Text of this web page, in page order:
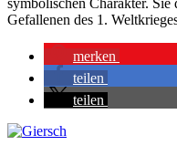
Gefallenen des 1.
merken
teilen
teilen